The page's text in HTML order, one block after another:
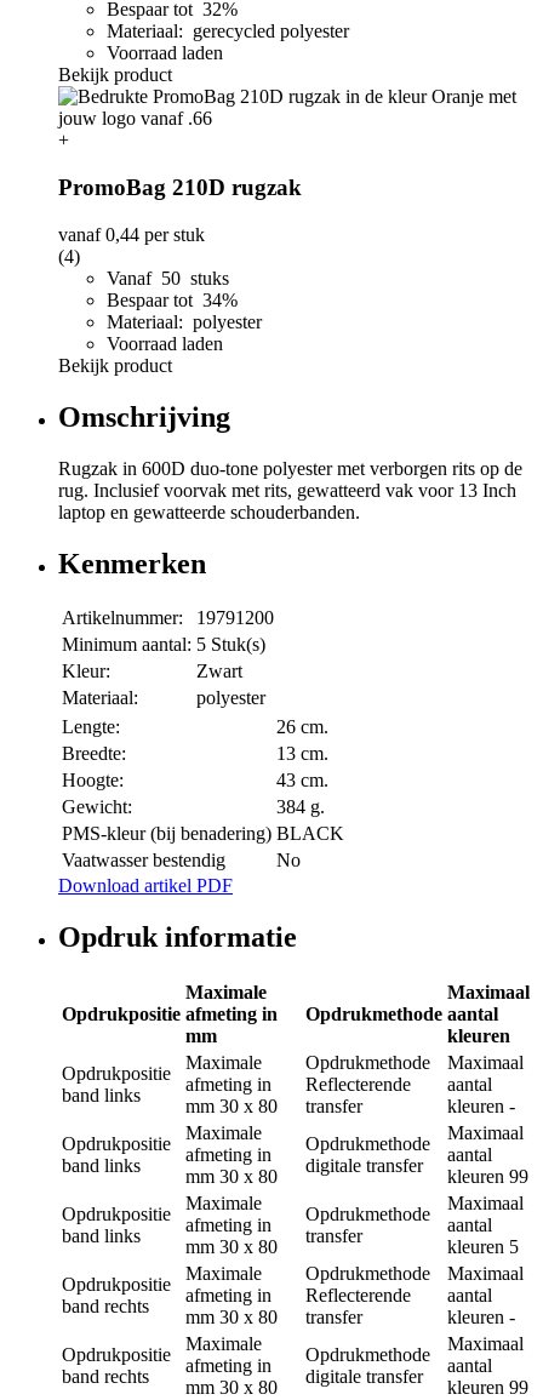
Bespaar tot 32%
Materiaal: gerecycled polyester
Voorraad laden
Bekijk product
+
PromoBag 210D rugzak
vanaf0,44 per stuk
(4)
Vanaf 50 stuks
Bespaar tot 34%
Materiaal: polyester
Voorraad laden
Bekijk product
Omschrijving
Rugzak in 600D duo-tone polyester met verborgen rits op de
rug. Inclusief voorvak met rits, gewatteerd vak voor 13 Inch
laptop en gewatteerde schouderbanden.
Kenmerken
Artikelnummer:
19791200
Minimum aantal: 5 Stuk(s)
Kleur:
Zwart
Materiaal:
polyester
Lengte:
26 cm.
Breedte:
13 cm.
Hoogte:
43 cm.
Gewicht:
384 g.
PMS-kleur (bij benadering) BLACK
Vaatwasser bestendig
No
Download artikel PDF
Opdruk informatie
Opdrukpositie
Maximale
afmeting in
mm
Opdrukmethode
Maximaal
aantal
kleuren
Opdrukpositie
band links
Maximale
afmeting in
mm 30 x 80
Opdrukmethode
Reflecterende
transfer
Maximaal
aantal
kleuren -
Opdrukpositie
band links
Maximale
afmeting in
mm 30 x 80
Opdrukmethode
digitale transfer
Maximaal
aantal
kleuren 99
Opdrukpositie
band links
Maximale
afmeting in
mm 30 x 80
Opdrukmethode
transfer
Maximaal
aantal
kleuren 5
Opdrukpositie
band rechts
Maximale
afmeting in
mm 30 x 80
Opdrukmethode
Reflecterende
transfer
Maximaal
aantal
kleuren -
Opdrukpositie
band rechts
Maximale
afmeting in
mm 30 x 80
Opdrukmethode
digitale transfer
Maximaal
aantal
kleuren 99